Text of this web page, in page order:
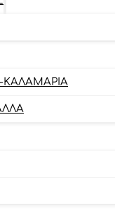
ΚΑΛΑΜΆΡΙΑ